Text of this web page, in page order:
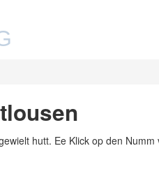
hutt. Ee Klick op den